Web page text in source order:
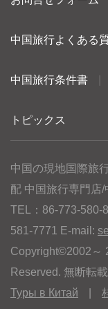
中国旅行よくある
中国旅行条件書
トピックス
中国の現地国際旅
配 中国旅行専門店/
TEL：86-773-580-
581-7771 E-mail:
Copyright©2002～
Reserved. 無断転
Туры в Китай